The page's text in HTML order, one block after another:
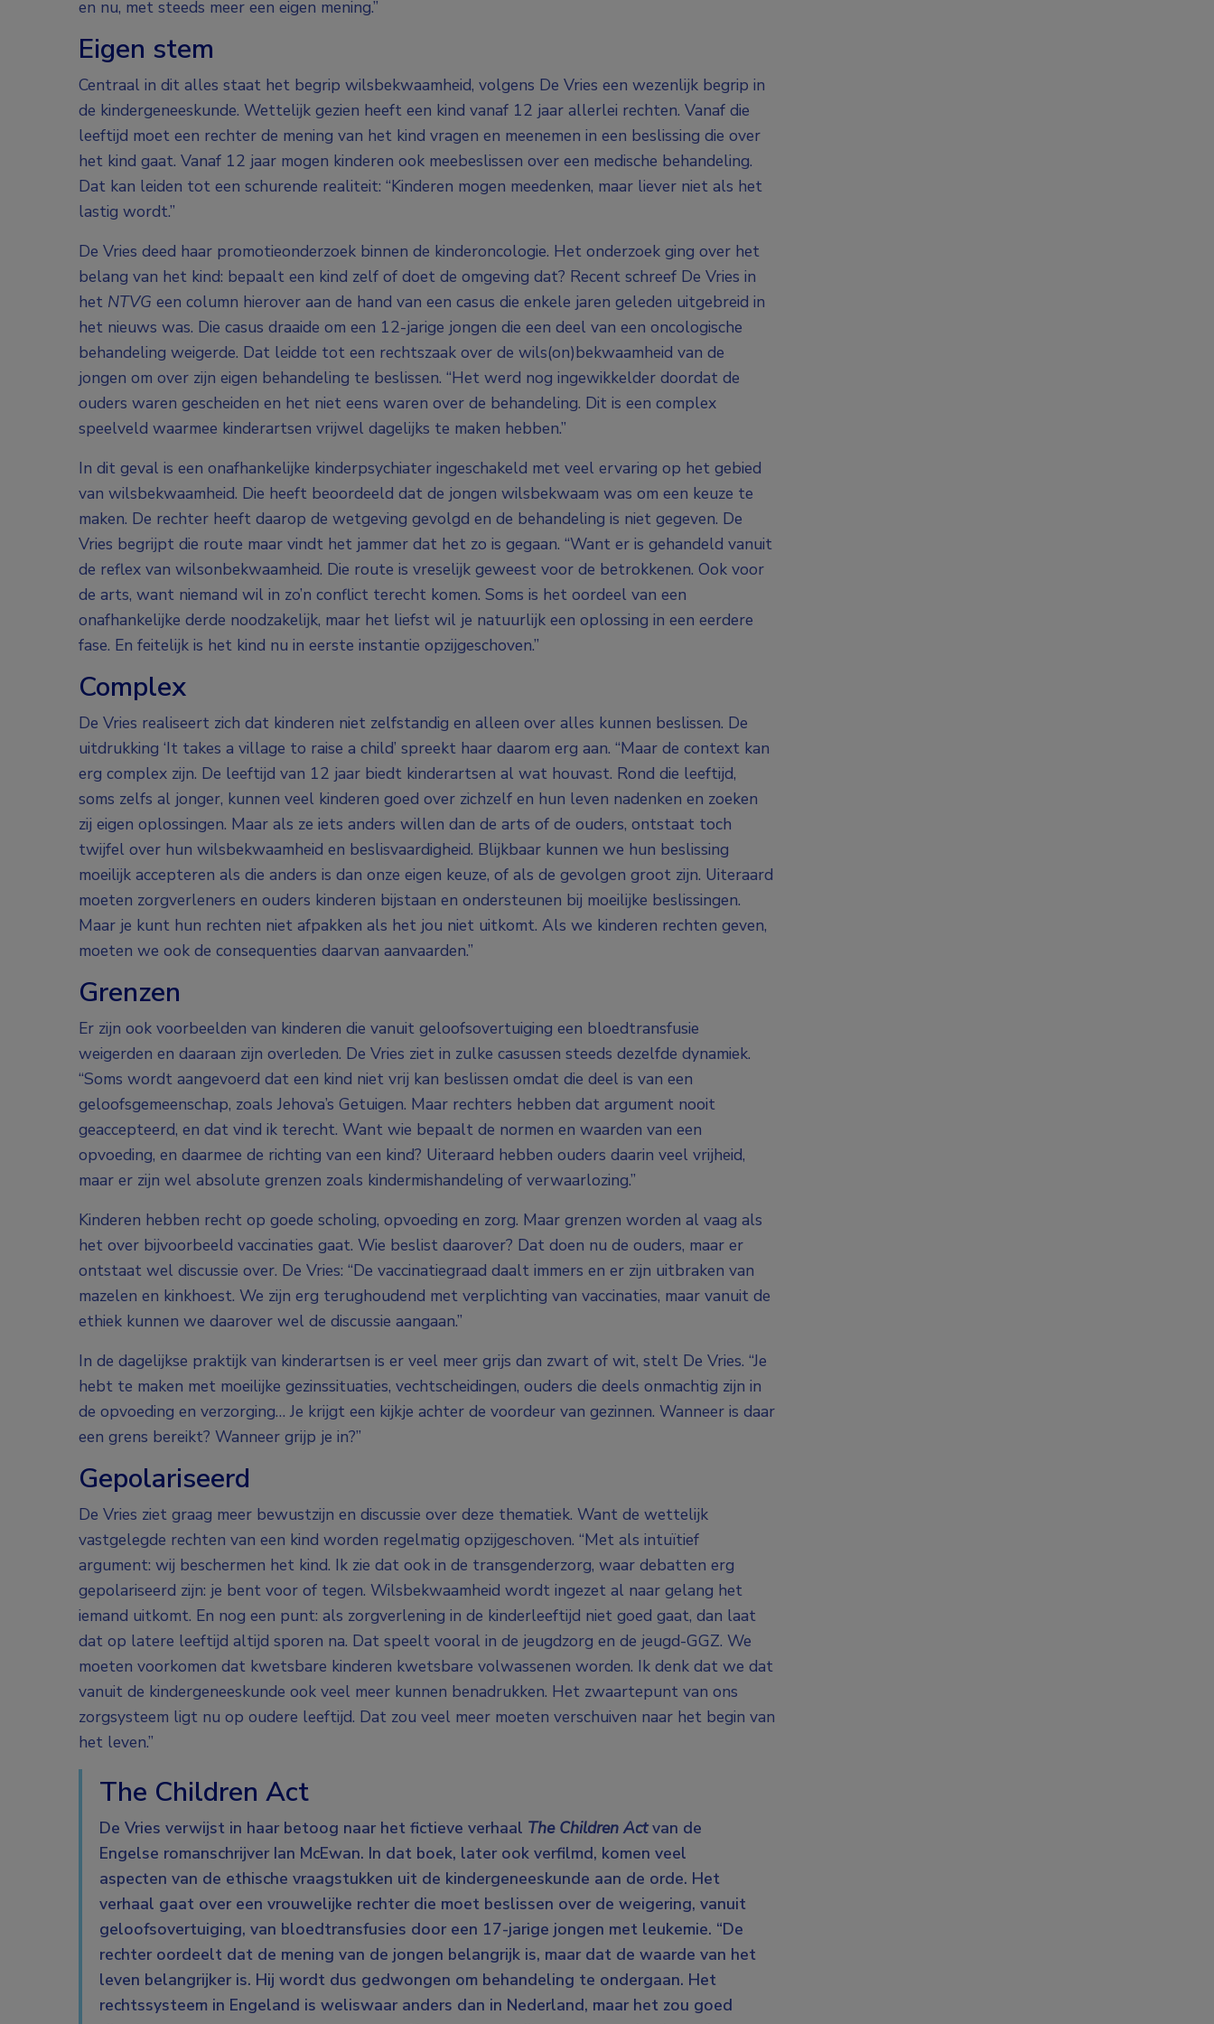
en nu, met steeds meer een eigen mening.”
Eigen stem
Centraal in dit alles staat het begrip wilsbekwaamheid, volgens De Vries een wezenlijk begrip in
de kindergeneeskunde. Wettelijk gezien heeft een kind vanaf 12 jaar allerlei rechten. Vanaf die
leeftijd moet een rechter de mening van het kind vragen en meenemen in een beslissing die over
het kind gaat. Vanaf 12 jaar mogen kinderen ook meebeslissen over een medische behandeling.
Dat kan leiden tot een schurende realiteit: “Kinderen mogen meedenken, maar liever niet als het
lastig wordt.”
De Vries deed haar promotieonderzoek binnen de kinderoncologie. Het onderzoek ging over het
belang van het kind: bepaalt een kind zelf of doet de omgeving dat? Recent schreef De Vries in
het NTVG een column hierover aan de hand van een casus die enkele jaren geleden uitgebreid in
het nieuws was. Die casus draaide om een 12-jarige jongen die een deel van een oncologische
behandeling weigerde. Dat leidde tot een rechtszaak over de wils(on)bekwaamheid van de
jongen om over zijn eigen behandeling te beslissen. “Het werd nog ingewikkelder doordat de
ouders waren gescheiden en het niet eens waren over de behandeling. Dit is een complex
speelveld waarmee kinderartsen vrijwel dagelijks te maken hebben.”
In dit geval is een onafhankelijke kinderpsychiater ingeschakeld met veel ervaring op het gebied
van wilsbekwaamheid. Die heeft beoordeeld dat de jongen wilsbekwaam was om een keuze te
maken. De rechter heeft daarop de wetgeving gevolgd en de behandeling is niet gegeven. De
Vries begrijpt die route maar vindt het jammer dat het zo is gegaan. “Want er is gehandeld vanuit
de reflex van wilsonbekwaamheid. Die route is vreselijk geweest voor de betrokkenen. Ook voor
de arts, want niemand wil in zo’n conflict terecht komen. Soms is het oordeel van een
onafhankelijke derde noodzakelijk, maar het liefst wil je natuurlijk een oplossing in een eerdere
fase. En feitelijk is het kind nu in eerste instantie opzijgeschoven.”
Complex
De Vries realiseert zich dat kinderen niet zelfstandig en alleen over alles kunnen beslissen. De
uitdrukking ‘It takes a village to raise a child’ spreekt haar daarom erg aan. “Maar de context kan
erg complex zijn. De leeftijd van 12 jaar biedt kinderartsen al wat houvast. Rond die leeftijd,
soms zelfs al jonger, kunnen veel kinderen goed over zichzelf en hun leven nadenken en zoeken
zij eigen oplossingen. Maar als ze iets anders willen dan de arts of de ouders, ontstaat toch
twijfel over hun wilsbekwaamheid en beslisvaardigheid. Blijkbaar kunnen we hun beslissing
moeilijk accepteren als die anders is dan onze eigen keuze, of als de gevolgen groot zijn. Uiteraard
moeten zorgverleners en ouders kinderen bijstaan en ondersteunen bij moeilijke beslissingen.
Maar je kunt hun rechten niet afpakken als het jou niet uitkomt. Als we kinderen rechten geven,
moeten we ook de consequenties daarvan aanvaarden.”
Grenzen
Er zijn ook voorbeelden van kinderen die vanuit geloofsovertuiging een bloedtransfusie
weigerden en daaraan zijn overleden. De Vries ziet in zulke casussen steeds dezelfde dynamiek.
“Soms wordt aangevoerd dat een kind niet vrij kan beslissen omdat die deel is van een
geloofsgemeenschap, zoals Jehova’s Getuigen. Maar rechters hebben dat argument nooit
geaccepteerd, en dat vind ik terecht. Want wie bepaalt de normen en waarden van een
opvoeding, en daarmee de richting van een kind? Uiteraard hebben ouders daarin veel vrijheid,
maar er zijn wel absolute grenzen zoals kindermishandeling of verwaarlozing.”
Kinderen hebben recht op goede scholing, opvoeding en zorg. Maar grenzen worden al vaag als
het over bijvoorbeeld vaccinaties gaat. Wie beslist daarover? Dat doen nu de ouders, maar er
ontstaat wel discussie over. De Vries: “De vaccinatiegraad daalt immers en er zijn uitbraken van
mazelen en kinkhoest. We zijn erg terughoudend met verplichting van vaccinaties, maar vanuit de
ethiek kunnen we daarover wel de discussie aangaan.”
In de dagelijkse praktijk van kinderartsen is er veel meer grijs dan zwart of wit, stelt De Vries. “Je
hebt te maken met moeilijke gezinssituaties, vechtscheidingen, ouders die deels onmachtig zijn in
de opvoeding en verzorging… Je krijgt een kijkje achter de voordeur van gezinnen. Wanneer is daar
een grens bereikt? Wanneer grijp je in?”
Gepolariseerd
De Vries ziet graag meer bewustzijn en discussie over deze thematiek. Want de wettelijk
vastgelegde rechten van een kind worden regelmatig opzijgeschoven. “Met als intuïtief
argument: wij beschermen het kind. Ik zie dat ook in de transgenderzorg, waar debatten erg
gepolariseerd zijn: je bent voor of tegen. Wilsbekwaamheid wordt ingezet al naar gelang het
iemand uitkomt. En nog een punt: als zorgverlening in de kinderleeftijd niet goed gaat, dan laat
dat op latere leeftijd altijd sporen na. Dat speelt vooral in de jeugdzorg en de jeugd-GGZ. We
moeten voorkomen dat kwetsbare kinderen kwetsbare volwassenen worden. Ik denk dat we dat
vanuit de kindergeneeskunde ook veel meer kunnen benadrukken. Het zwaartepunt van ons
zorgsysteem ligt nu op oudere leeftijd. Dat zou veel meer moeten verschuiven naar het begin van
het leven.”
The Children Act
De Vries verwijst in haar betoog naar het fictieve verhaal The Children Actvan de
Engelse romanschrijver Ian McEwan. In dat boek, later ook verfilmd, komen veel
aspecten van de ethische vraagstukken uit de kindergeneeskunde aan de orde. Het
verhaal gaat over een vrouwelijke rechter die moet beslissen over de weigering, vanuit
geloofsovertuiging, van bloedtransfusies door een 17-jarige jongen met leukemie. “De
rechter oordeelt dat de mening van de jongen belangrijk is, maar dat de waarde van het
leven belangrijker is. Hij wordt dus gedwongen om behandeling te ondergaan. Het
rechtssysteem in Engeland is weliswaar anders dan in Nederland, maar het zou goed